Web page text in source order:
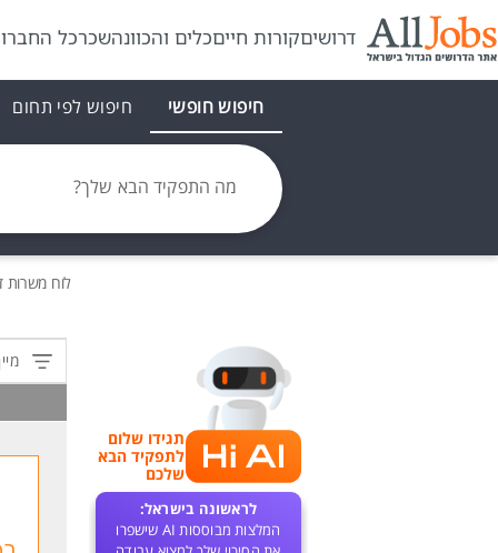
דרושיםקורות חייםכלים והכוונהשכרכל
חיפוש חופשי חיפוש לפי תחום
מה התפקיד הבא שלך?
לוח משרות
תגידו שלום
לתפקיד הבא
שלכם
לראשונה בישראל:
המלצות מבוססות AI שישפרו